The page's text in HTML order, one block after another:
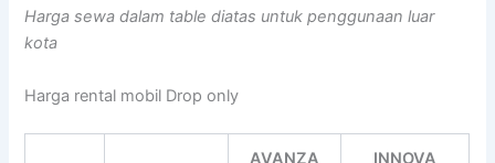
Harga sewa dalam table diatas untuk penggunaan luar
kota
Harga rental mobil Drop only
AVANZA
INNOVA